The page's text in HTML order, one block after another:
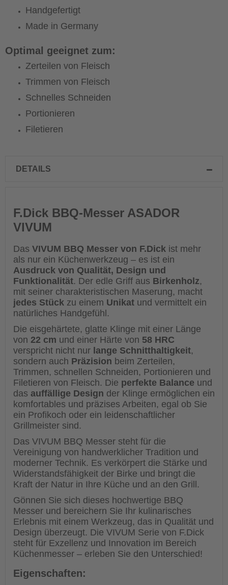
Handgefertigt
Made in Germany
Optimal geeignet zum:
Zerteilen von Fleisch
Trimmen von Fleisch
Schnelles Schneiden
Portionieren
Filetieren
DETAILS
F.Dick BBQ-Messer ASADOR
VIVUM
Das VIVUM BBQ Messer von F.Dick ist mehr
als nur ein Küchenwerkzeug – es ist ein
Ausdruck von Qualität, Design und
Funktionalität. Der edle Griff aus Birkenholz,
mit seiner charakteristischen Maserung, macht
jedes Stück zu einem Unikat und vermittelt ein
natürliches Handgefühl.
Die eisgehärtete, glatte Klinge mit einer Länge
von 22 cm und einer Härte von 58 HRC
verspricht nicht nur lange Schnitthaltigkeit,
sondern auch Präzision beim Zerteilen,
Trimmen, schnellen Schneiden, Portionieren und
Filetieren von Fleisch. Die perfekte Balance und
das auffällige Design der Klinge ermöglichen ein
komfortables und präzises Arbeiten, egal ob Sie
ein Profikoch oder ein leidenschaftlicher
Grillmeister sind.
Das VIVUM BBQ Messer steht für die
Vereinigung von handwerklicher Tradition und
moderner Technik. Es verkörpert die Stärke und
Widerstandsfähigkeit der Birke und bringt die
Kraft der Natur in Ihre Küche und an den Grill.
Gönnen Sie sich dieses hochwertige BBQ
Messer und bereichern Sie Ihr kulinarisches
Erlebnis mit einem Werkzeug, das in Qualität und
Design überzeugt. Die VIVUM Serie von F.Dick
steht für Exzellenz und Innovation im Bereich
Küchenmesser – erleben Sie den Unterschied!
Eigenschaften: